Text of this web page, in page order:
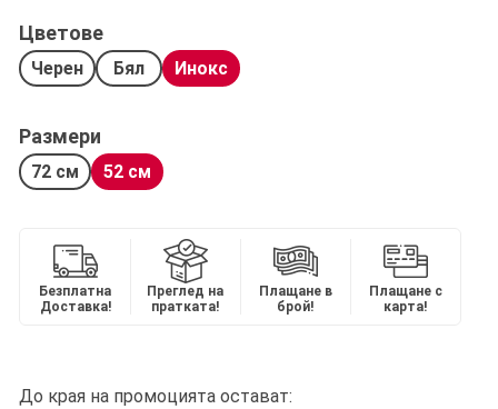
Цветове
Черен Бял Инокс
Размери
72 см 52 см
Безплатна
Доставка!
Преглед на
пратката!
Плащане в
брой!
Плащане с
карта!
До края на промоцията остават: